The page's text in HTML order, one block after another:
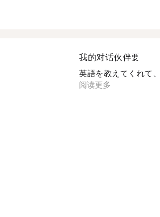
我的对话伙伴要
英語を教えてくれて
阅读更多